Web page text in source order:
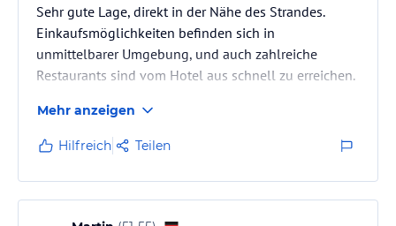
Sehr gute Lage, direkt in der Nähe des Strandes.
Einkaufsmöglichkeiten befinden sich in
unmittelbarer Umgebung, und auch zahlreiche
Restaurants sind vom Hotel aus schnell zu erreichen.
Wir hatten ein schönes Zimmer, an dem es nichts zu
beanstanden gab.
Mit dem Frühstück waren wir durchaus zufrieden.
Dieses fand in Buffet vorm statt. Uns hat es an nichts
Mehr anzeigen
Hilfreich Teilen